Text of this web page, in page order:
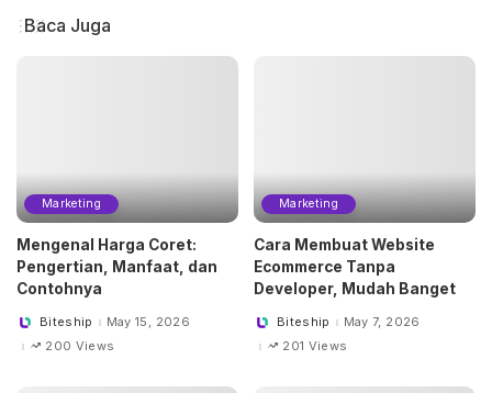
Baca Juga
Marketing
Mengenal Harga Coret:
Pengertian, Manfaat, dan
Contohnya
PostedBiteship
May 15, 2026
200 Views
Marketing
Cara Membuat Website
Ecommerce Tanpa
Developer, Mudah Banget
PostedBiteship
May 7, 2026
201 Views